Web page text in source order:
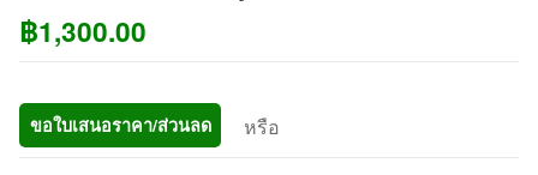
฿1,300.00
ขอใบเสนอราคา/ส่วนลด หรือ